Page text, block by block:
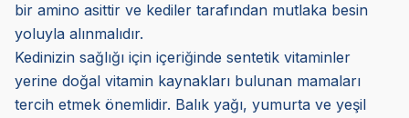
bir amino asittir ve kediler tarafından mutlaka besin
yoluyla alınmalıdır.
Kedinizin sağlığı için içeriğinde sentetik vitaminler
yerine doğal vitamin kaynakları bulunan mamaları
tercih etmek önemlidir. Balık yağı, yumurta ve yeşil